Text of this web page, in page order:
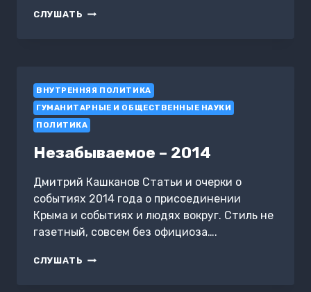
СЛУШАТЬ КРЫМСКИЙ
ВНУТРЕННЯЯ ПОЛИТИКА
ГУМАНИТАРНЫЕ И ОБЩЕСТВЕННЫЕ НАУКИ
ПОЛИТИКА
Незабываемое – 2014
Дмитрий Кашканов Статьи и очерки о
событиях 2014 года о присоединении
Крыма и событиях и людях вокруг. Стиль не
газетный, совсем без официоза….
СЛУШАТЬ НЕЗАБЫВАЕМОЕ